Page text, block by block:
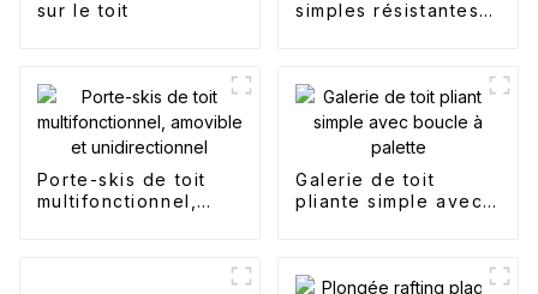
sur le toit
simples résistantes à
Porte-skis de toit
multifonctionnel,
Galerie de toit
pliante simple avec